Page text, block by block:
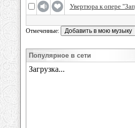
Увертюра к опере
Отмеченные:
Популярное в сети